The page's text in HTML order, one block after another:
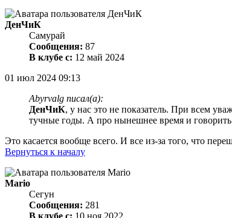
ДенЧиК
Самурай
Сообщения: 87
В клубе с: 12 май 2024
01 июл 2024 09:13
Abyrvalg писал(а):
ДенЧиК, у нас это не показатель. При всем
тучные годы. А про нынешнее время и говорить
Это касается вообще всего. И все из-за того, что
Вернуться к началу
Mario
Сегун
Сообщения: 281